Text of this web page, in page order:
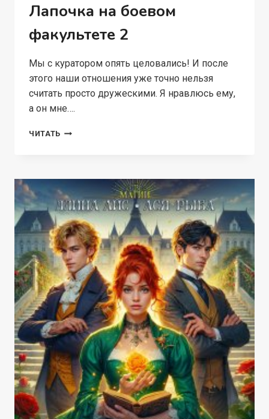
Лапочка на боевом
факультете 2
Мы с куратором опять целовались! И после
этого наши отношения уже точно нельзя
считать просто дружескими. Я нравлюсь ему,
а он мне….
ЧИТАТЬ ЛАПОЧКА
2